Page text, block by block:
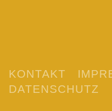
KONTAKT
DATENSCHUTZ